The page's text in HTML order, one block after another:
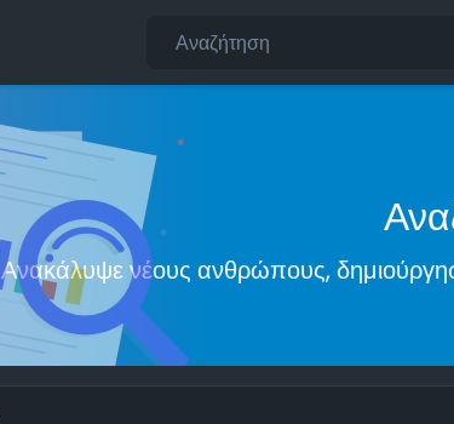
Ανακάλυψε νέους ανθρώπους,